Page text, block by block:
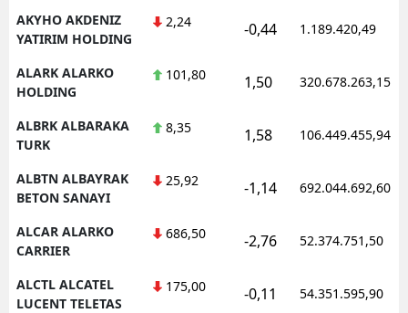
AKYHO AKDENIZ
YATIRIM HOLDING
2,24 -0,44 1.189.420,49
ALARK ALARKO
HOLDING
101,80 1,50 320.678.263,15
ALBRK ALBARAKA
TURK
8,35 1,58 106.449.455,94
ALBTN ALBAYRAK
BETON SANAYI
25,92 -1,14 692.044.692,60
ALCAR ALARKO
CARRIER
686,50 -2,76 52.374.751,50
ALCTL ALCATEL
LUCENT TELETAS
175,00 -0,11 54.351.595,90